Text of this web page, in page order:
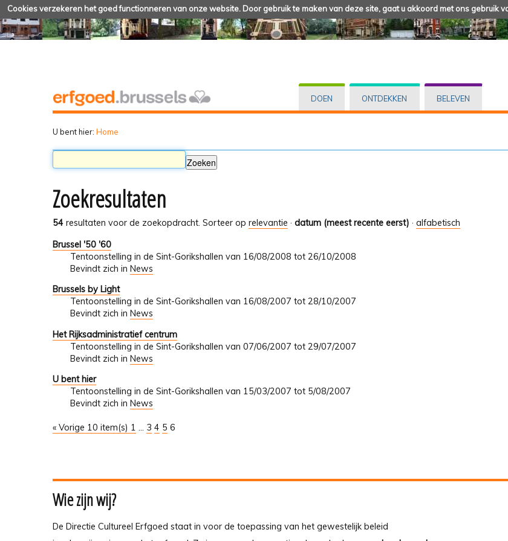
Cookies verzekeren het goed functionneren van onze website. Door gebruik te maken van deze site, gaat u akkoord met ons gebruik
DOEN ONTDEKKEN BELEVEN
U bent hier: Home
Zoekresultaten
54 resultaten voor de zoekopdracht. Sorteer op relevantie · datum (meest recente eerst) · alfabetisch
Brussel '50 '60
Tentoonstelling in de Sint-Gorikshallen van 16/08/2008 tot 26/10/2008
Bevindt zich in News
Brussels by Light
Tentoonstelling in de Sint-Gorikshallen van 16/08/2007 tot 28/10/2007
Bevindt zich in News
Het Rijksadministratief centrum
Tentoonstelling in de Sint-Gorikshallen van 07/06/2007 tot 29/07/2007
Bevindt zich in News
U bent hier
Tentoonstelling in de Sint-Gorikshallen van 15/03/2007 tot 5/08/2007
Bevindt zich in News
« Vorige 10 item(s) 1 ... 3 4 5 6
Wie zijn wij?
De Directie Cultureel Erfgoed staat in voor de toepassing van het gewestelijk beleid